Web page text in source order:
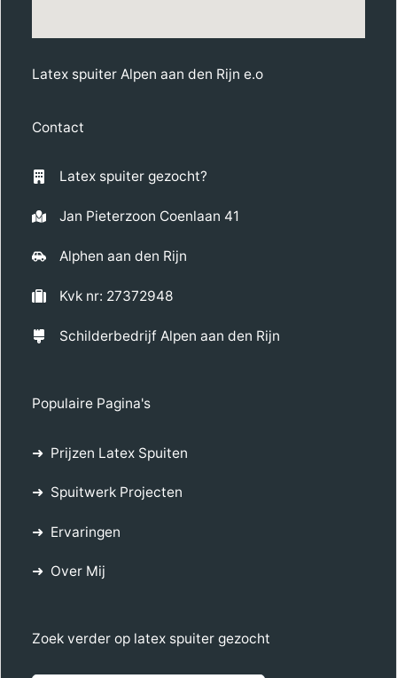
Latex spuiter Alpen aan den Rijn e.o
Contact
Latex spuiter gezocht?
Jan Pieterzoon Coenlaan 41
Alphen aan den Rijn
Kvk nr: 27372948
Schilderbedrijf Alpen aan den Rijn
Populaire Pagina's
Prijzen Latex Spuiten
Spuitwerk Projecten
Ervaringen
Over Mij
Zoek verder op latex spuiter gezocht